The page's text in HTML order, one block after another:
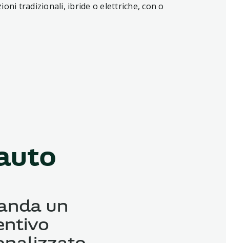
tradizionali, ibride o elettriche, con o
un